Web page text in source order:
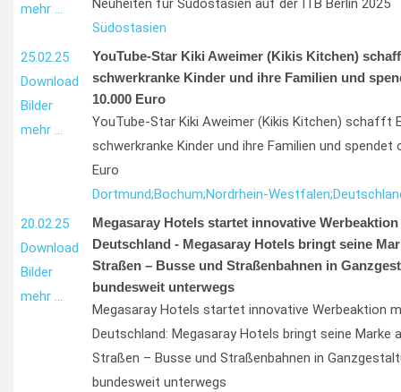
mehr …
Neuheiten für Südostasien auf der ITB Berlin 2025
Südostasien
25.02.25
Download
Bilder
mehr …
YouTube-Star Kiki Aweimer (Kikis Kitchen)
schwerkranke Kinder und ihre Familien und
10.000 Euro
YouTube-Star Kiki Aweimer (Kikis Kitchen) schafft
schwerkranke Kinder und ihre Familien und spendet
Euro
Dortmund;Bochum;Nordrhein-Westfalen;
20.02.25
Download
Bilder
mehr …
Megasaray Hotels startet innovative
Deutschland - Megasaray Hotels bringt seine
Straßen – Busse und Straßenbahnen in
bundesweit unterwegs
Megasaray Hotels startet innovative Werbeaktion
Deutschland: Megasaray Hotels bringt seine Marke
Straßen – Busse und Straßenbahnen in
bundesweit unterwegs